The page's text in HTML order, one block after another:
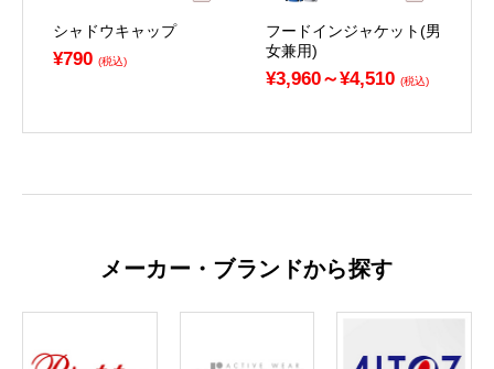
シャドウキャップ
¥790 (税込)
フードインジャケット(男
女兼用)
¥3,960～¥4,510 (税込)
メーカー・ブランドから探す